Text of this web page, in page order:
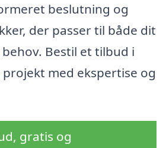
beslutning og
der passer til både dit
Bestil et tilbud i
med ekspertise og
gratis og